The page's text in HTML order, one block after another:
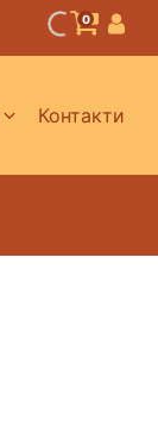
0
Контакти